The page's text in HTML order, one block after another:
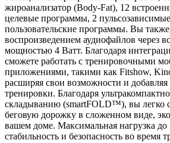
жироанализатор (Body-Fat), 12
целевые программы, 2
пользовательские программы. Вы
воспроизведением аудиофайлов через
мощностью 4 Ватт. Благодаря
сможете работать с тренировочными
приложениями, такими как Fitshow,
расширяя свои возможности и добавляя
тренировки. Благодаря
складыванию (smartFOLD™), вы легко
беговую дорожку в сложенном виде,
вашем доме. Максимальная нагрузка до
стабильность и безопасность во время